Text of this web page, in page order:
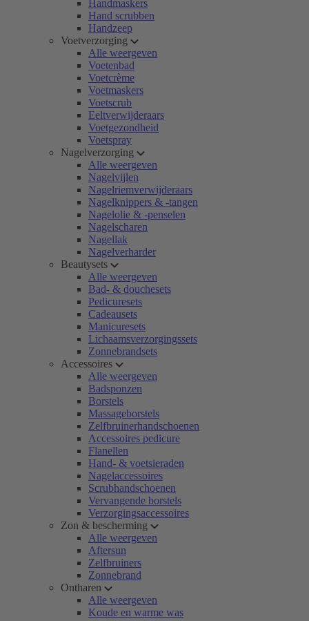
Handmaskers
Hand scrubben
Handzeep
Voetverzorging
Alle weergeven
Voetenbad
Voetcrème
Voetmaskers
Voetscrub
Eeltverwijderaars
Voetgezondheid
Voetspray
Nagelverzorging
Alle weergeven
Nagelvijlen
Nagelriemverwijderaars
Nagelknippers & -tangen
Nagelolie & -penselen
Nagelscharen
Nagellak
Nagelverharder
Beautysets
Alle weergeven
Bad- & douchesets
Pedicuresets
Cadeausets
Manicuresets
Lichaamsverzorgingssets
Zonnebrandsets
Accessoires
Alle weergeven
Badsponzen
Borstels
Massageborstels
Zelfbruinerhandschoenen
Accessoires pedicure
Flanellen
Hand- & voetsieraden
Nagelaccessoires
Scrubhandschoenen
Vervangende borstels
Verzorgingsaccessoires
Zon & bescherming
Alle weergeven
Aftersun
Zelfbruiners
Zonnebrand
Ontharen
Alle weergeven
Koude en warme was